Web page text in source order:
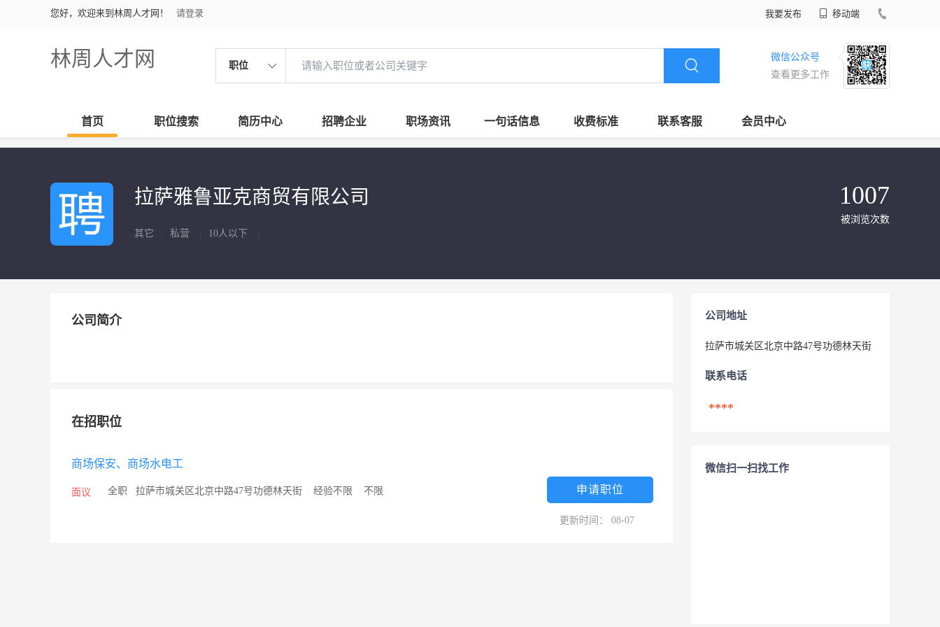
您好，欢迎来到林周人才网！ 请登录 我要发布 移动端
林周人才网 职位
微信公众号
查看更多工作
首页 职位搜索 简历中心 招聘企业 职场资讯 一句话信息 收费标准 联系客服 会员中心
拉萨雅鲁亚克商贸有限公司
其它 私营 10人以下
1007
被浏览次数
公司简介
在招职位
商场保安、商场水电工
面议 全职 拉萨市城关区北京中路47号功德林天街 经验不限 不限 申请职位
更新时间： 08-07
公司地址
拉萨市城关区北京中路47号功德林天街
联系电话
****
微信扫一扫找工作